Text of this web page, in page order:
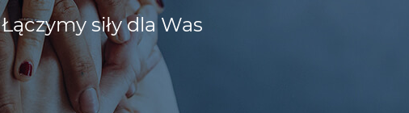
Łączymy siły dla Was